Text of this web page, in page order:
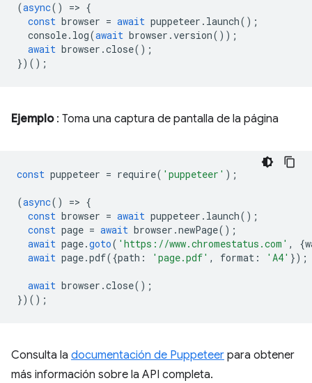
(async() => {
const browser = await puppeteer . launch();
console. log(await browser .version());
await browser .close();
})();
Ejemplo: Toma una captura de pantalla de la página
const puppeteer = require( 'puppeteer' );
(async() => {
const browser = await puppeteer . launch();
const page = await browser .newPage();
await page.goto( 'https://www.chromestatus.com' , {
await page.pdf({path : 'page.pdf' , format : 'A4' });
await browser .close();
})();
Consulta la documentación de Puppeteer para obtener
más información sobre la API completa.